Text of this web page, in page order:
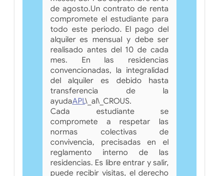
de agosto.Un contrato de renta
compromete el estudiante para
todo este periodo. El pago del
alquiler es mensual y debe ser
realisado antes del 10 de cada
mes. En las residencias
convencionadas, la integralidad
del alquiler es debido hasta
transferencia de la
ayudaAPL\_al\_CROUS.
Cada estudiante se
compromete a respetar las
normas colectivas de
convivencia, precisadas en el
reglamento interno de las
residencias. Es libre entrar y salir,
puede recibir visitas, el derecho